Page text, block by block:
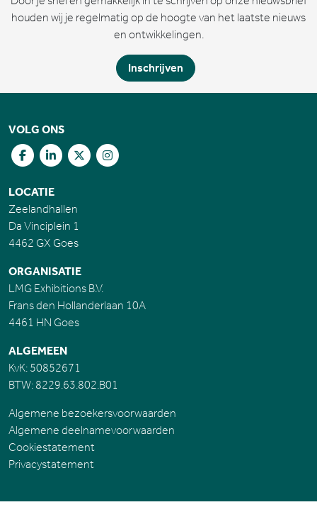
houden wij je regelmatig op de hoogte van het laatste nieuws
en ontwikkelingen.
Inschrijven
VOLG ONS
LOCATIE
Zeelandhallen
Da Vinciplein 1
4462 GX Goes
ORGANISATIE
LMG Exhibitions B.V.
Frans den Hollanderlaan 10A
4461 HN Goes
ALGEMEEN
KvK: 50852671
BTW: 8229.63.802.B01
Algemene bezoekersvoorwaarden
Algemene deelnamevoorwaarden
Cookiestatement
Privacystatement